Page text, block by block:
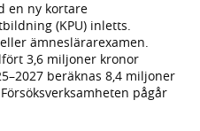
en ny kortare
(KPU) inletts.
ämneslärarexamen.
3,6 miljoner kronor
beräknas 8,4 miljoner
pågår